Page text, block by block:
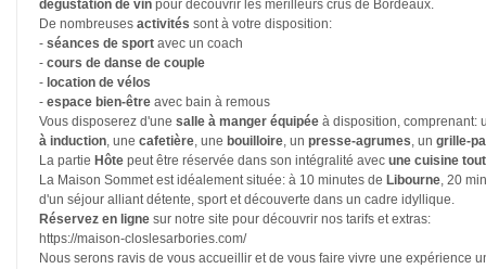
dégustation de vin pour découvrir les merilleurs crus de Bordeaux.
De nombreuses activités sont à votre disposition:
- séances de sport avec un coach
- cours de danse de couple
- location de vélos
- espace bien-être avec bain à remous
Vous disposerez d'une salle à manger équipée à disposition, comprenant:
à induction, une cafetière, une bouilloire, un presse-agrumes, un grille-
La partie Hôte peut être réservée dans son intégralité avec une cuisine
La Maison Sommet est idéalement située: à 10 minutes de Libourne, 20
d'un séjour alliant détente, sport et découverte dans un cadre idyllique.
Réservez en ligne sur notre site pour découvrir nos tarifs et extras:
https://maison-closlesarbories.com/
Nous serons ravis de vous accueillir et de vous faire vivre une expérience